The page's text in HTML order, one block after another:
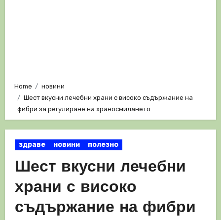
Home
новини
Шест вкусни лечебни храни с високо съдържание на
фибри за регулиране на храносмилането
здраве новини полезно
Шест вкусни лечебни
храни с високо
съдържание на фибри